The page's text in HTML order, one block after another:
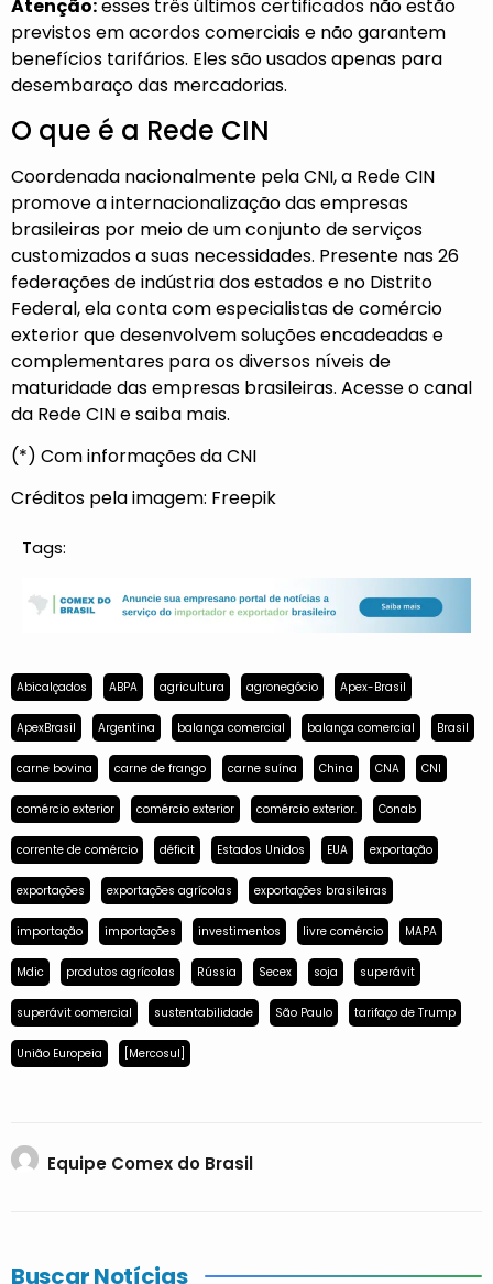
Atenção:esses três últimos certificados não estão
previstos em acordos comerciais e não garantem
benefícios tarifários. Eles são usados apenas para
desembaraço das mercadorias.
O que é a Rede CIN
Coordenada nacionalmente pela CNI, a Rede CIN
promove a internacionalização das empresas
brasileiras por meio de um conjunto de serviços
customizados a suas necessidades. Presente nas 26
federações de indústria dos estados e no Distrito
Federal, ela conta com especialistas de comércio
exterior que desenvolvem soluções encadeadas e
complementares para os diversos níveis de
maturidade das empresas brasileiras. Acesse ocanal
da Rede CINe saiba mais.
(*) Com informações da CNI
Créditos pela imagem: Freepik
Tags:
Abicalçados ABPA agricultura agronegócio Apex-Brasil
ApexBrasil Argentina balança comercial balança comercial Brasil
carne bovina carne de frango carne suína China CNA CNI
comércio exterior comércio exterior comércio exterior. Conab
corrente de comércio déficit Estados Unidos EUA exportação
exportações exportações agrícolas exportações brasileiras
importação importações investimentos livre comércio MAPA
Mdic produtos agrícolas Rússia Secex soja superávit
superávit comercial sustentabilidade São Paulo tarifaço de Trump
União Europeia [Mercosul]
Equipe Comex do Brasil
Buscar Notícias